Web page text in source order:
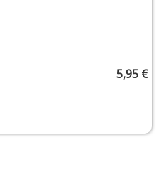
5,95 €